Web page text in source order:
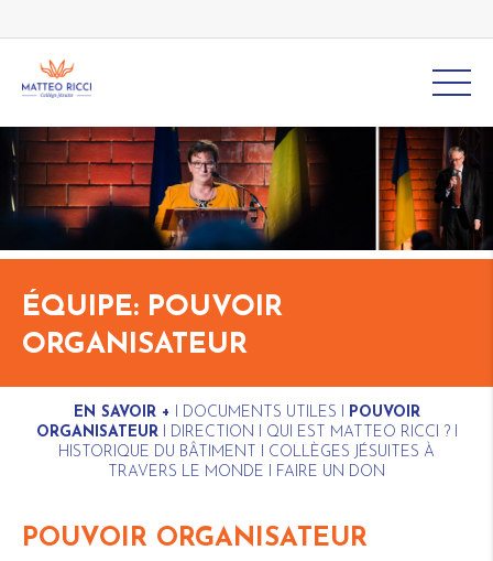
ÉQUIPE: POUVOIR
ORGANISATEUR
EN SAVOIR + I DOCUMENTS UTILES I POUVOIR
ORGANISATEURI DIRECTION I QUI EST MATTEO RICCI ?I
HISTORIQUE DU BÂTIMENT I COLLÈGES JÉSUITES À
TRAVERS LE MONDE I FAIRE UN DON
POUVOIR ORGANISATEUR